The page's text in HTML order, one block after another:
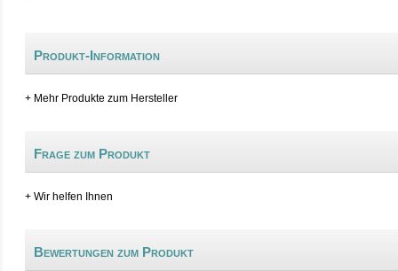
Produkt-Information
+ Mehr Produkte zum Hersteller
Frage zum Produkt
+ Wir helfen Ihnen
Bewertungen zum Produkt